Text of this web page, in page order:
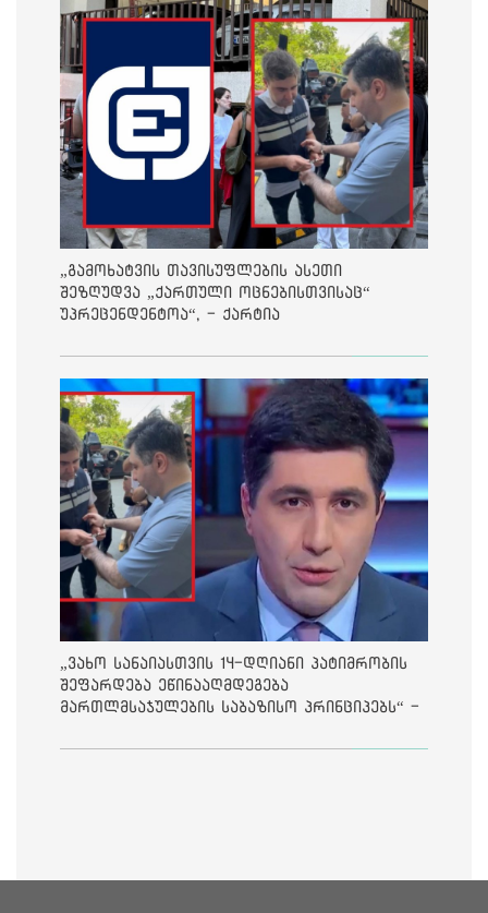
„გამოხატვის თავისუფლების ასეთი
შეზღუდვა „ქართული ოცნებისთვისაც“
უპრეცენდენტოა“, - ქარტია
„ვახო სანაიასთვის 14-დღიანი პატიმრობის
შეფარდება ეწინააღმდეგება
მართლმსაჯულების საბაზისო პრინციპებს“ -